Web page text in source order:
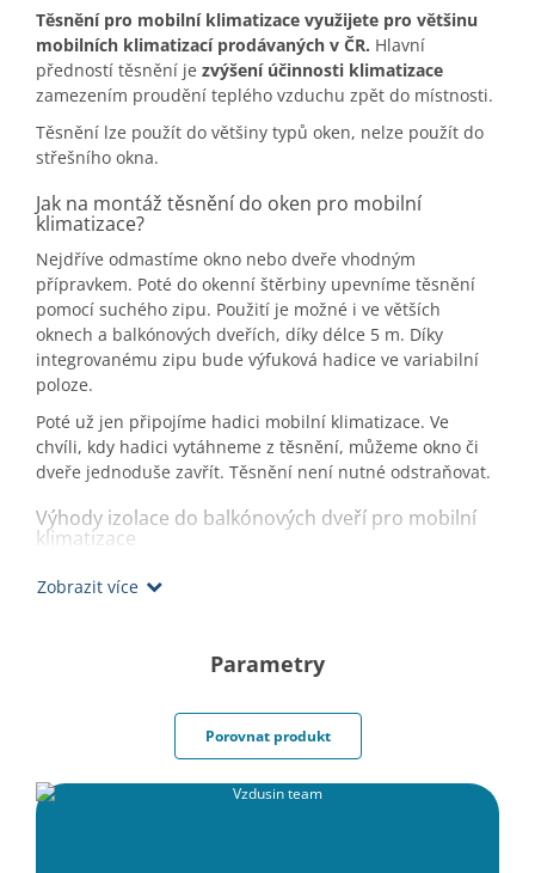
Těsnění pro mobilní klimatizace využijete pro většinu
mobilních klimatizací prodávaných v ČR. Hlavní
předností těsnění je zvýšení účinnosti klimatizace
zamezením proudění teplého vzduchu zpět do místnosti.
Těsnění lze použít do většiny typů oken, nelze použít do
střešního okna.
Jak na montáž těsnění do oken pro mobilní
klimatizace?
Nejdříve odmastíme okno nebo dveře vhodným
přípravkem. Poté do okenní štěrbiny upevníme těsnění
pomocí suchého zipu. Použití je možné i ve větších
oknech a balkónových dveřích, díky délce 5 m. Díky
integrovanému zipu bude výfuková hadice ve variabilní
poloze.
Poté už jen připojíme hadici mobilní klimatizace. Ve
chvíli, kdy hadici vytáhneme z těsnění, můžeme okno či
dveře jednoduše zavřít. Těsnění není nutné odstraňovat.
Výhody izolace do balkónových dveří pro mobilní
klimatizace
univerzální řešení pro všechny klimatizace
zavírat bez omezení
Zobrazit více
Parametry
Porovnat produkt